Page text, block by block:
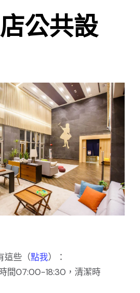
公共設
這些（點我）：
間07:00-18:30，清潔時